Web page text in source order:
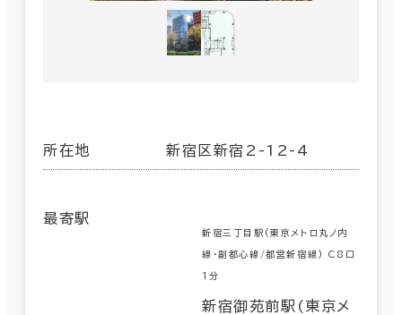
所在地 新宿区新宿2-12-4
最寄駅
新宿三丁目駅(東京メトロ丸ノ内
線･副都心線/都営新宿線) C8口
1分
新宿御苑前駅(東京メ